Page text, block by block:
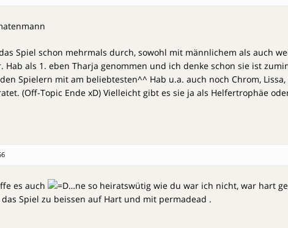
Spiel schon mehrmals durch, sowohl mit männlichem als auch
Hab als 1. eben Tharja genommen und ich denke schon sie ist
Spielern mit am beliebtesten^^ Hab u.a. auch noch Chrom, Lissa,
(Off-Topic Ende xD) Vielleicht gibt es sie ja als Helfertrophäe
es auch
…ne so heiratswütig wie du war ich nicht, war hart
Spiel zu beissen auf Hart und mit permadead .